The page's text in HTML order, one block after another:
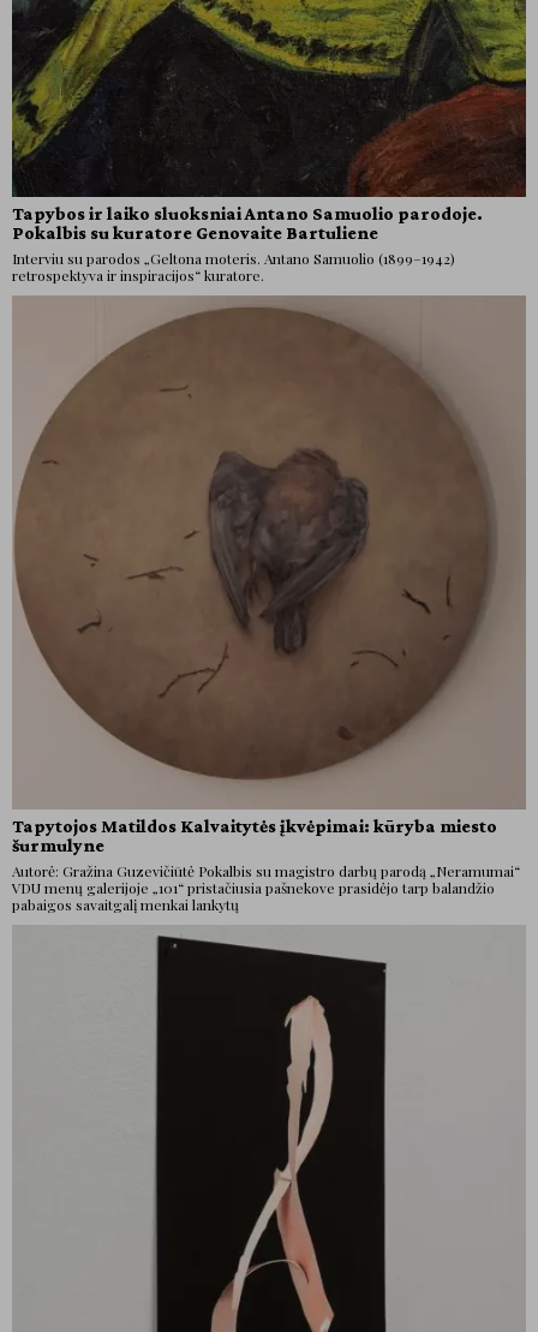
Tapybos ir laiko sluoksniai Antano Samuolio parodoje.
Pokalbis su kuratore Genovaite Bartuliene
Interviu su parodos „Geltona moteris. Antano Samuolio (1899–1942)
retrospektyva ir inspiracijos“ kuratore.
Tapytojos Matildos Kalvaitytės įkvėpimai: kūryba miesto
šurmulyne
Autorė: Gražina Guzevičiūtė Pokalbis su magistro darbų parodą „Neramumai“
VDU menų galerijoje „101“ pristačiusia pašnekove prasidėjo tarp balandžio
pabaigos savaitgalį menkai lankytų